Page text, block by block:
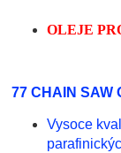
OLEJE
77 CHAIN SAW
Vysoce